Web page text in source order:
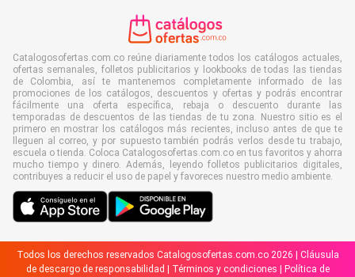
Catalogosofertas.com.co reúne diariamente todos los catálogos actuales,
ofertas semanales, folletos publicitarios y lookbooks de todas las tiendas
de Colombia, así te mantenemos completamente informado de las
promociones de los catálogos, descuentos y ofertas y podrás encontrar
fácilmente una oferta específica, rebaja o descuento durante las
temporadas de descuentos de las tiendas de tu zona. Nuestro sitio es el
primero en mostrar los catálogos más recientes, incluso antes de que te
lleguen al correo, y por supuesto también podrás verlos desde tu trabajo,
escuela o tienda. Coloca Catalogosofertas.com.co en tus favoritos y ahorra
mucho tiempo y dinero. Además, leyendo folletos publicitarios digitales,
contribuyes a reducir el uso de papel y favoreces nuestro medio ambiente.
Todos los derechos reservados Catalogosofertas.com.co 2026 | Cláusula
de descargo de responsabilidad
Términos y condiciones Política de